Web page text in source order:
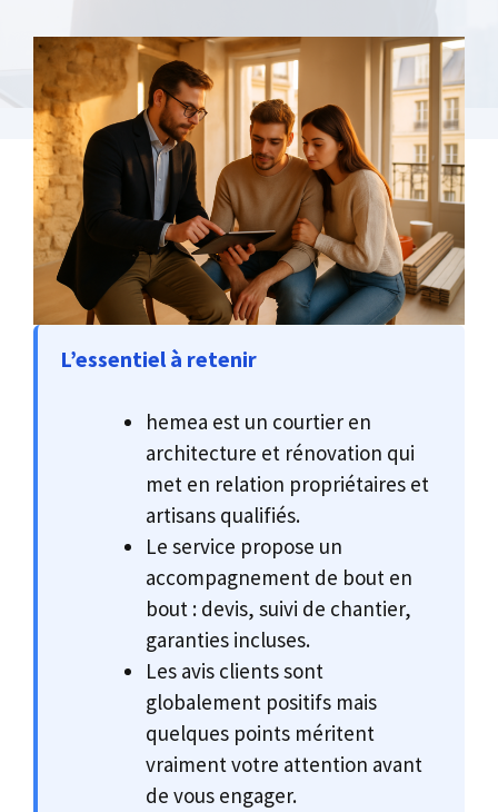
L’essentiel à retenir
hemea est un courtier en
architecture et rénovation qui
met en relation propriétaires et
artisans qualifiés.
Le service propose un
accompagnement de bout en
bout : devis, suivi de chantier,
garanties incluses.
Les avis clients sont
globalement positifs mais
quelques points méritent
vraiment votre attention avant
de vous engager.